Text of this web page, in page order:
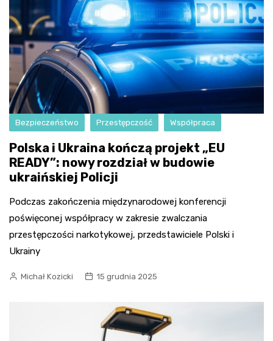
Bezpieczeństwo Przestępczość Współpraca
Polska i Ukraina kończą projekt „EU
READY”: nowy rozdział w budowie
ukraińskiej Policji
Podczas zakończenia międzynarodowej konferencji
poświęconej współpracy w zakresie zwalczania
przestępczości narkotykowej, przedstawiciele Polski i
Ukrainy
Michał Kozicki 15 grudnia 2025